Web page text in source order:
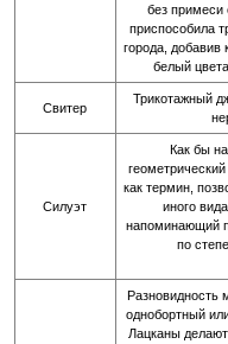
без примеси
приспособила
города, добавив
белый
Свитер
Трикотажный
Силуэт
Как бы
как термин,
иного
напоминающий
по
Разновидность
однобортный
Лацканы